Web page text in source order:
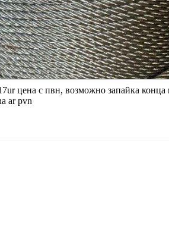
цена с пвн, возможно запайка конца
ar pvn